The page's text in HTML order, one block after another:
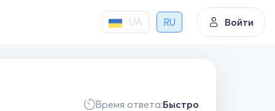
UA RU Войти
Время ответа:Быстро